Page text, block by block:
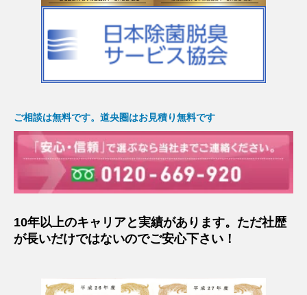
ご相談は無料です。道央圏はお見積り無料です
10年以上のキャリアと実績があります。ただ社歴
が長いだけではないのでご安心下さい！